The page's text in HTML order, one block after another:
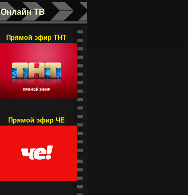
Онлайн ТВ
Прямой эфир ТНТ
Прямой эфир ЧЕ